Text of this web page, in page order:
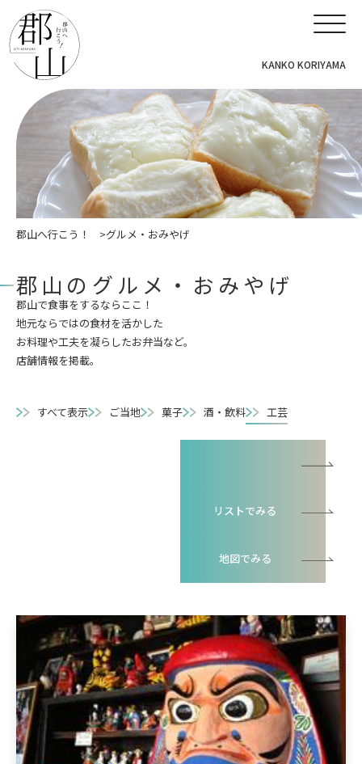
KANKO KORIYAMA
郡山へ行こう！ グルメ・おみやげ
郡山のグルメ・おみやげ
郡山で食事をするならここ！
地元ならではの食材を活かした
お料理や工夫を凝らしたお弁当など。
店舗情報を掲載。
すべて表示 ご当地 菓子 酒・飲料 工芸
リストでみる
地図でみる